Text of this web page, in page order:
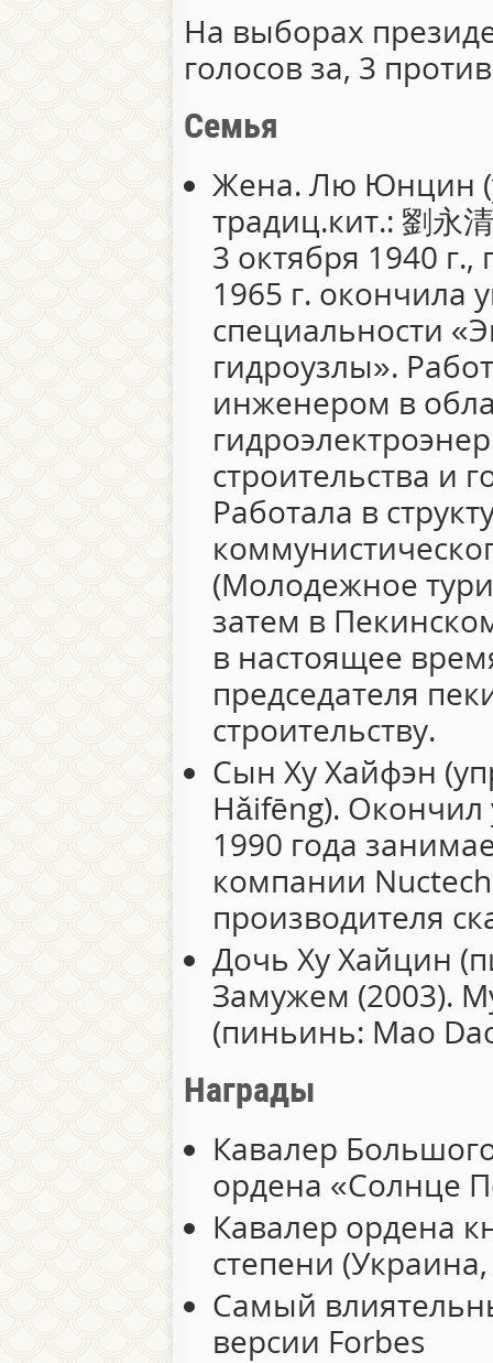
На выборах
голосов за, 3
Семья
Жена. Лю Юнцин
традиц.кит.: 劉永
3 октября 1940
1965 г. окончила
специальности
гидроузлы».
инженером в
строительства и
Работала в
(Молодежное
затем в
в настоящее
председателя
строительству.
Сын Ху Хайфэн
Hǎifēng). Окончил
1990 года
компании
производителя
Дочь Ху Хайцин
Замужем (2003).
(пиньинь: Mao
Награды
Кавалер
ордена «Солнце
Кавалер ордена
степени
Самый
версии Forbes